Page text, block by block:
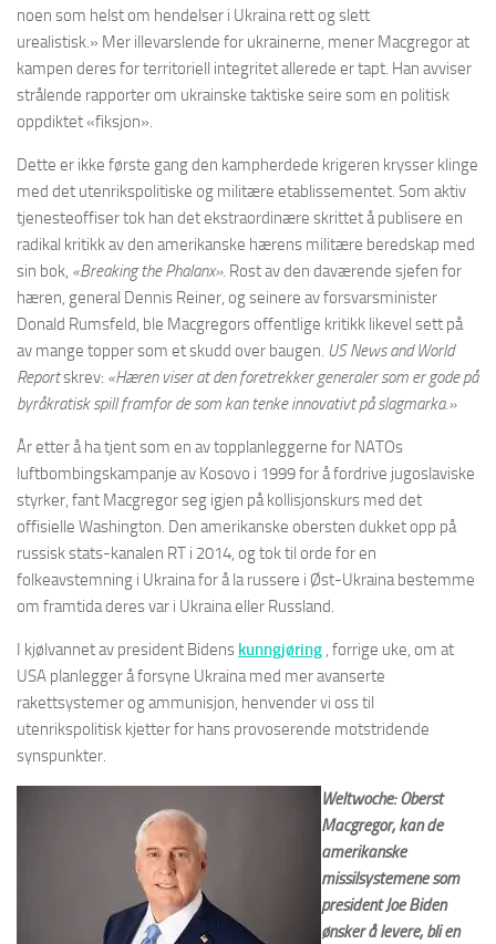
noen som helst om hendelser i Ukraina rett og slett
urealistisk.» Mer illevarslende for ukrainerne, mener Macgregor at
kampen deres for territoriell integritet allerede er tapt. Han avviser
strålende rapporter om ukrainske taktiske seire som en politisk
oppdiktet «fiksjon».
Dette er ikke første gang den kampherdede krigeren krysser klinge
med det utenrikspolitiske og militære etablissementet. Som aktiv
tjenesteoffiser tok han det ekstraordinære skrittet å publisere en
radikal kritikk av den amerikanske hærens militære beredskap med
sin bok, «Breaking the Phalanx». Rost av den daværende sjefen for
hæren, general Dennis Reiner, og seinere av forsvarsminister
Donald Rumsfeld, ble Macgregors offentlige kritikk likevel sett på
av mange topper som et skudd over baugen. US News and World
Reportskrev: «Hæren viser at den foretrekker generaler som er gode på
byråkratisk spill framfor de som kan tenke innovativt på slagmarka.»
År etter å ha tjent som en av topplanleggerne for NATOs
luftbombingskampanje av Kosovo i 1999 for å fordrive jugoslaviske
styrker, fant Macgregor seg igjen på kollisjonskurs med det
offisielle Washington. Den amerikanske obersten dukket opp på
russisk stats-kanalen RT i 2014, og tok til orde for en
folkeavstemning i Ukraina for å la russere i Øst-Ukraina bestemme
om framtida deres var i Ukraina eller Russland.
I kjølvannet av president Bidens kunngjøring , forrige uke, om at
USA planlegger å forsyne Ukraina med mer avanserte
rakettsystemer og ammunisjon, henvender vi oss til
utenrikspolitisk kjetter for hans provoserende motstridende
synspunkter.
Weltwoche: Oberst
Macgregor, kan de
amerikanske
missilsystemene som
president Joe Biden
ønsker å levere, bli en